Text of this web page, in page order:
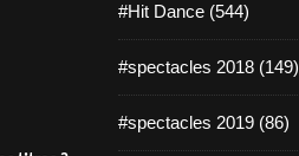
#Hit Dance (544)
#spectacles 2018 (149)
#spectacles 2019 (86)